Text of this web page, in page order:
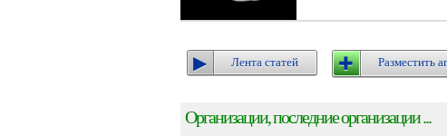
Лента статей Разместить
Организации, последние организации ...